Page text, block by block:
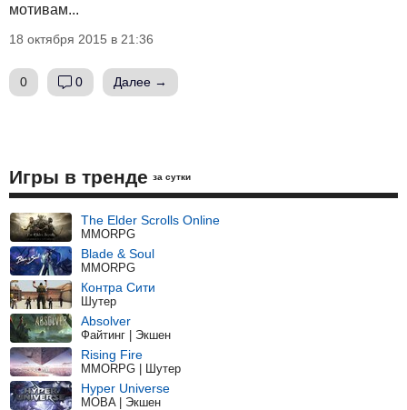
мотивам...
18 октября 2015 в 21:36
0 0 Далее →
Игры в тренде за сутки
The Elder Scrolls Online
MMORPG
Blade & Soul
MMORPG
Контра Сити
Шутер
Absolver
Файтинг | Экшен
Rising Fire
MMORPG | Шутер
Hyper Universe
MOBA | Экшен